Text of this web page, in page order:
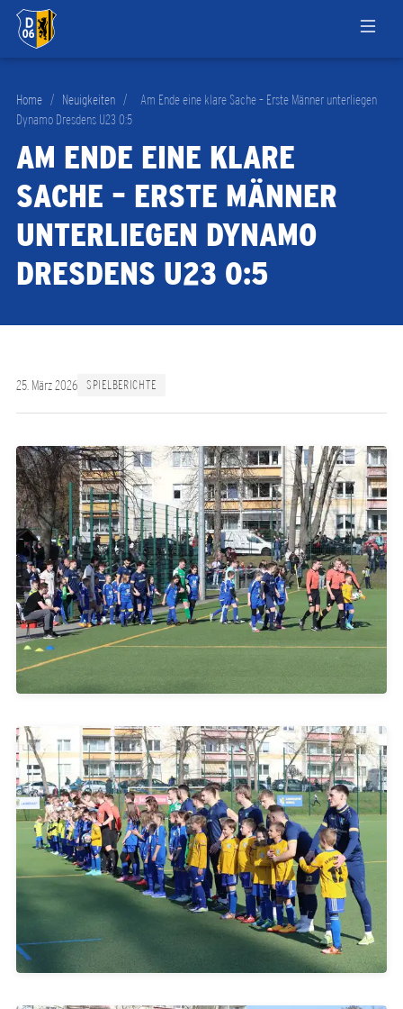
Home / Neuigkeiten /
Am Ende eine klare Sache – Erste Männer unterliegen
Dynamo Dresdens U23 0:5
AM ENDE EINE KLARE
SACHE – ERSTE MÄNNER
UNTERLIEGEN DYNAMO
DRESDENS U23 0:5
25. März 2026 SPIELBERICHTE